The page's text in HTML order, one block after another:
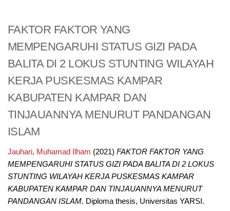
FAKTOR FAKTOR YANG
MEMPENGARUHI STATUS GIZI PADA
BALITA DI 2 LOKUS STUNTING WILAYAH
KERJA PUSKESMAS KAMPAR
KABUPATEN KAMPAR DAN
TINJAUANNYA MENURUT PANDANGAN
ISLAM
Jauhari, Muhamad Ilham (2021) FAKTOR FAKTOR YANG
MEMPENGARUHI STATUS GIZI PADA BALITA DI 2 LOKUS
STUNTING WILAYAH KERJA PUSKESMAS KAMPAR
KABUPATEN KAMPAR DAN TINJAUANNYA MENURUT
PANDANGAN ISLAM. Diploma thesis, Universitas YARSI.